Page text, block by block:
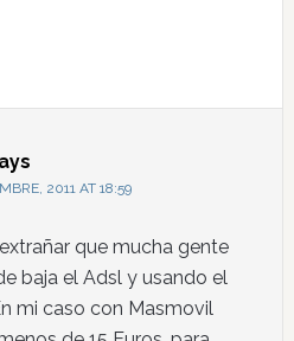
2011 AT 18:59
que mucha gente
baja el Adsl y usando el
mi caso con Masmovil